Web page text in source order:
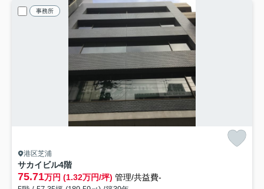
事務所
港区芝浦
サカイビル4階
75.71万円 (1.32万円/坪) 管理/共益費-